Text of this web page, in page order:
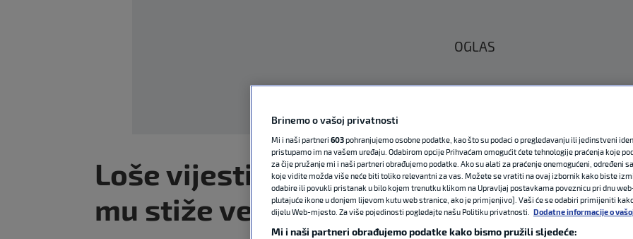
OGLAS
Loše vijesti za Stanišića: U Bayern
mu stiže velika konkurencija?
Brinemo o vašoj privatnosti
Mi i naši partneri 603pohranjujemo osobne podatke, kao što su podaci o pregledavanju ili jedinstveni
pristupamo im na vašem uređaju. Odabirom opcije Prihvaćam omogućit ćete tehnologije praćenja koje
za čije pružanje mi i naši partneri obrađujemo podatke. Ako su alati za praćenje onemogućeni, određeni
koje vidite možda više neće biti toliko relevantni za vas. Možete se vratiti na ovaj izbornik kako biste
odabire ili povukli pristanak u bilo kojem trenutku klikom na Upravljaj postavkama poveznicu pri dnu
plutajuće ikone u donjem lijevom kutu web stranice, ako je primjenjivo]. Vaši će se odabiri primijeniti
dijelu Web-mjesto. Za više pojedinosti pogledajte našu Politiku privatnosti.
Dodatne informacije o
Mi i naši partneri obrađujemo podatke kako bismo pružili sljedeće: